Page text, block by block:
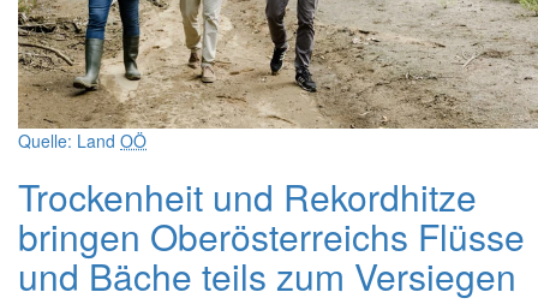
Quelle: Land OÖ
Trockenheit und Rekordhitze
bringen Oberösterreichs Flüsse
und Bäche teils zum Versiegen